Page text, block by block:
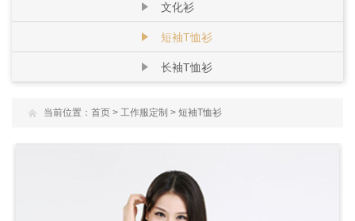
文化衫
短袖T恤衫
长袖T恤衫
当前位置： 首页 > 工作服定制 > 短袖T恤衫